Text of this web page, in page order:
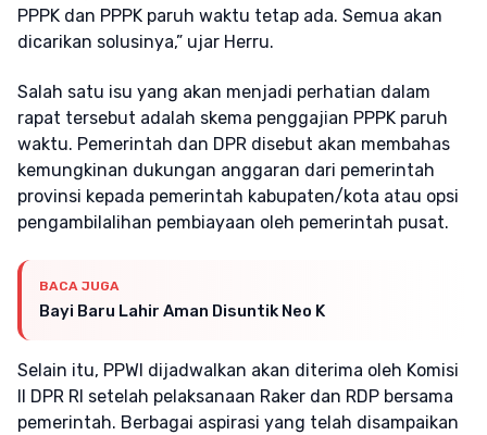
PPPK dan PPPK paruh waktu tetap ada. Semua akan
dicarikan solusinya,” ujar Herru.
Salah satu isu yang akan menjadi perhatian dalam
rapat tersebut adalah skema penggajian PPPK paruh
waktu. Pemerintah dan DPR disebut akan membahas
kemungkinan dukungan anggaran dari pemerintah
provinsi kepada pemerintah kabupaten/kota atau opsi
pengambilalihan pembiayaan oleh pemerintah pusat.
BACA JUGA
Bayi Baru Lahir Aman Disuntik Neo K
Selain itu, PPWI dijadwalkan akan diterima oleh Komisi
II DPR RI setelah pelaksanaan Raker dan RDP bersama
pemerintah. Berbagai aspirasi yang telah disampaikan